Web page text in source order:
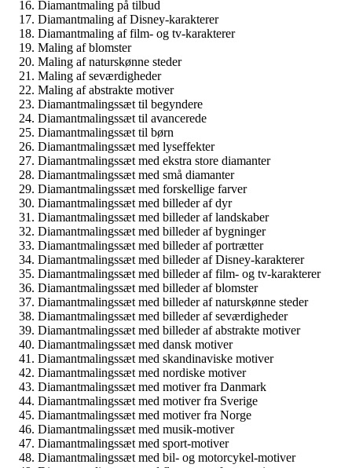
Diamantmaling på tilbud
Diamantmaling af Disney-karakterer
Diamantmaling af film- og tv-karakterer
Maling af blomster
Maling af naturskønne steder
Maling af seværdigheder
Maling af abstrakte motiver
Diamantmalingssæt til begyndere
Diamantmalingssæt til avancerede
Diamantmalingssæt til børn
Diamantmalingssæt med lyseffekter
Diamantmalingssæt med ekstra store diamanter
Diamantmalingssæt med små diamanter
Diamantmalingssæt med forskellige farver
Diamantmalingssæt med billeder af dyr
Diamantmalingssæt med billeder af landskaber
Diamantmalingssæt med billeder af bygninger
Diamantmalingssæt med billeder af portrætter
Diamantmalingssæt med billeder af Disney-karakterer
Diamantmalingssæt med billeder af film- og tv-karakterer
Diamantmalingssæt med billeder af blomster
Diamantmalingssæt med billeder af naturskønne steder
Diamantmalingssæt med billeder af seværdigheder
Diamantmalingssæt med billeder af abstrakte motiver
Diamantmalingssæt med dansk motiver
Diamantmalingssæt med skandinaviske motiver
Diamantmalingssæt med nordiske motiver
Diamantmalingssæt med motiver fra Danmark
Diamantmalingssæt med motiver fra Sverige
Diamantmalingssæt med motiver fra Norge
Diamantmalingssæt med musik-motiver
Diamantmalingssæt med sport-motiver
Diamantmalingssæt med bil- og motorcykel-motiver